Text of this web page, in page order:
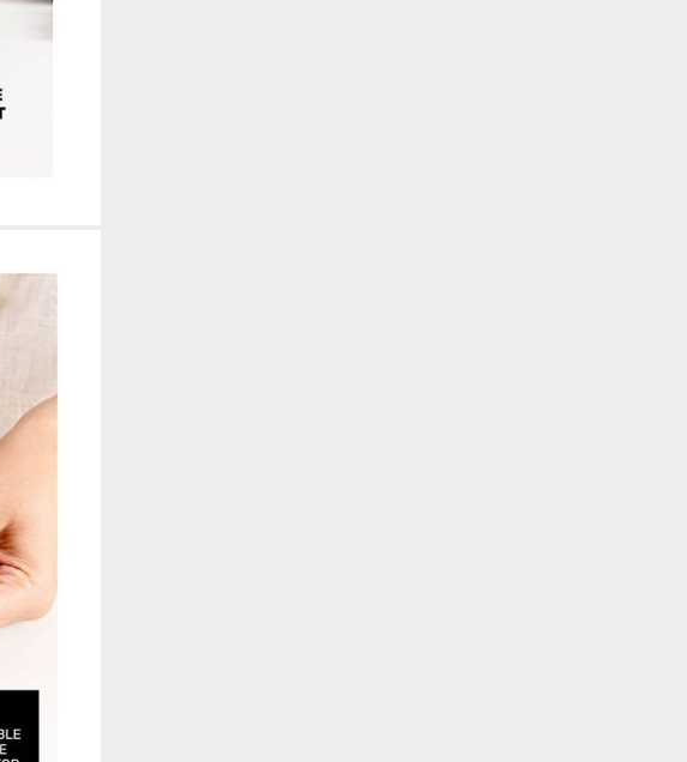
y / o la navegación en el Sitio. Puedes configurar tu navegador para bloquear o ser notificado de la
pero algunas partes del sitio web pueden verse afectadas. Estas cookies no almacenan ninguna
personal.
que el sitio ofrezca una mejor funcionalidad y personalización. Pueden ser establecidas por nosotros o
servicios hemos agregado a nuestras páginas. Si no permite estas cookies algunos de nuestros servicios
pueden establecer estas cookies en nuestro sitio web. Estas empresas pueden utilizarlas para
y proporcionarte publicidad relevante en otros sitios web. Si no permite estas cookies, tu
dirigida.